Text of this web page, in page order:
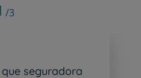
que seguradora
/3